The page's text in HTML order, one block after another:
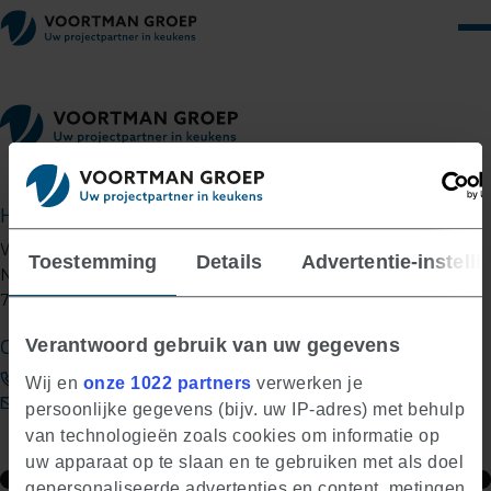
Toestemming Details Advertentie-
Verantwoord gebruik van uw gegevens
Wij en onze 1022 partners verwerken je
persoonlijke gegevens (bijv. uw IP-adres) met behulp
van technologieën zoals cookies om informatie op
uw apparaat op te slaan en te gebruiken met als doel
Hoofdkantoor
Voortman Groep B.V.
Nijverheidsstraat 42
7461 AE Rijssen
Contactgegevens
0548-515 055
info@voortmangroep.nl
Contactformulier Routeplanner